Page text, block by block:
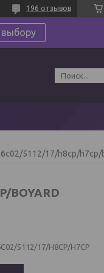
196 отзывов
выбору
5112/17/h8cp/h7cp/
BOYARD
5112/17/H8CP/H7CP